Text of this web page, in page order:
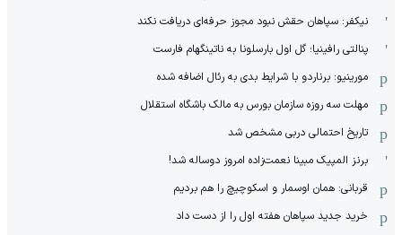
نیکفر: سپاهان حقش نبود مجوز حرفه‌ای دریافت نکند
پنالتی رافینیا؛ گل اول بارسلونا به ناتینگهام فارست
مورینیو: برناردو با شرایط بدی به رئال اضافه شده
مهلت سه روزه سازمان بورس به مالک باشگاه استقلال
تاریخ احتمالی دربی مشخص شد
برنز المپیک مبینا نعمت‌زاده امروز دوساله شد!
قربانی: همان اوسمار و اسکوچیچ را هم بردیم
خرید جدید سپاهان هفته اول را از دست داد